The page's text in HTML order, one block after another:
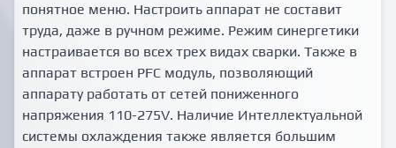
понятное меню. Настроить аппарат не составит
труда, даже в ручном режиме. Режим синергетики
настраивается во всех трех видах сварки. Также в
аппарат встроен PFC модуль, позволяющий
аппарату работать от сетей пониженного
напряжения 110-275V. Наличие Интеллектуальной
системы охлаждения также является большим